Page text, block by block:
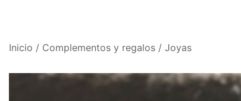
Inicio / Complementos y regalos / Joyas